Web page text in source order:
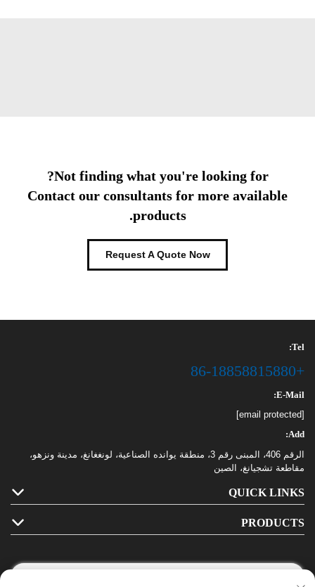
Not finding what you're looking for?
Contact our consultants for more available
products.
Request A Quote Now
Tel:
+86-18858815880
E-Mail:
[email protected]
Add:
الرقم 406، المبنى رقم 3، منطقة يوانده الصناعية، لونغغانغ، مدينة ونزهو،
مقاطعة تشجيانغ، الصين
QUICK LINKS
PRODUCTS